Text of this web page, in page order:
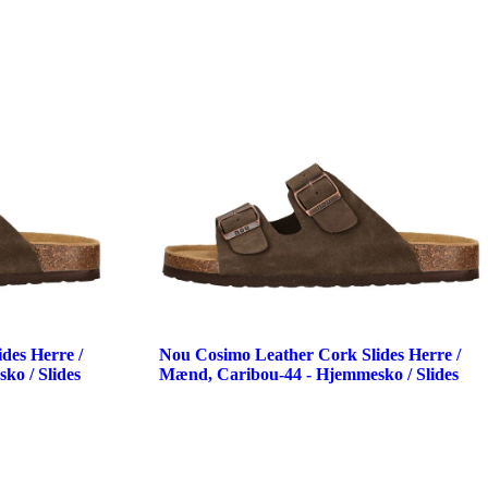
Herre /
/ Slides
Nou Cosimo Leather Cork Slides Herre /
Mænd, Caribou-44 - Hjemmesko / Slides